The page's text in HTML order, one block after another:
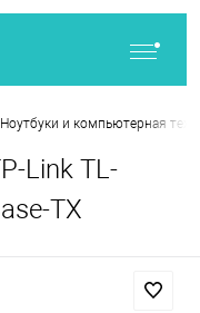
Ноутбуки и компьютерная
Link TL-
TX